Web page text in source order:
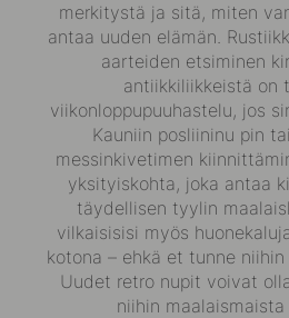
merkitystä ja sitä, miten
antaa uuden elämän.
aarteiden etsiminen
antiikkiliikkeistä on
viikonloppupuuhastelu, jos
Kauniin posliininu pin
messinkivetimen
yksityiskohta, joka antaa
täydellisen tyylin
vilkaisisisi myös
kotona – ehkä et tunne
Uudet retro nupit voivat
niihin maalaismaista